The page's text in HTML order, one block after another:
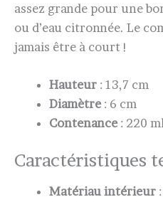
assez grande pour une
ou d’eau citronnée. Le
jamais être à court !
Hauteur : 13,7 cm
Diamètre : 6 cm
Contenance : 220
Caractéristiques
Matériau intérieur